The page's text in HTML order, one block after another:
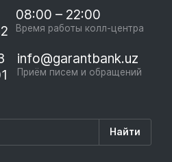
08:00 – 22:00
Время работы колл-центра
info@garantbank.uz
Приём писем и обращений
Найти